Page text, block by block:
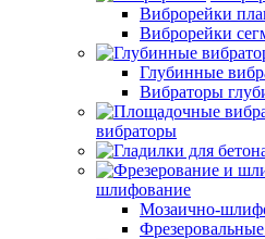
Виброрейки
Виброрейки
Глубинные
Вибраторы
вибраторы
шлифование
Мозаично-